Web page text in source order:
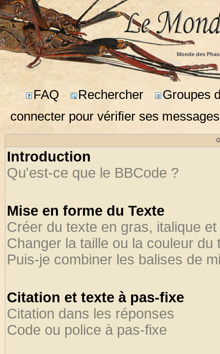
Monde des
FAQ Rechercher
Groupes
connecter pour vérifier ses
Introduction
Qu'est-ce que le BBCode ?
Mise en forme du Texte
Créer du texte en gras, italique
Changer la taille ou la couleur du
Puis-je combiner les balises de
Citation et texte à pas-fixe
Citation dans les réponses
Code ou police à pas-fixe